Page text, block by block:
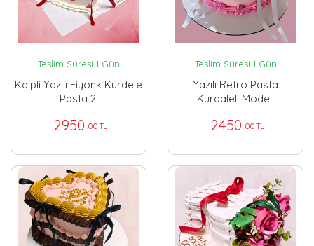
Teslim Süresi 1 Gün
Kalpli Yazılı Fiyonk Kurdele
Pasta 2.
2950 ,00 TL
Teslim Süresi 1 Gün
Yazılı Retro Pasta
Kurdaleli Model.
2450 ,00 TL